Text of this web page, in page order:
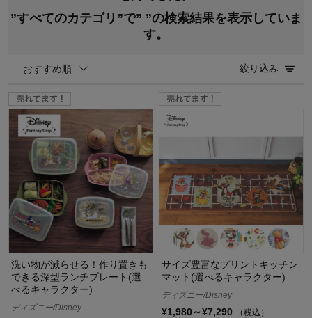
”すべてのカテゴリ”で” ”の検索結果を表示していま
す。
おすすめ順 絞り込み
洗い物が減らせる！作り置きも
できる深型ランチプレート(選
べるキャラクター)
ディズニー/Disney
サイズ豊富なプリントキッチン
マット(選べるキャラクター)
ディズニー/Disney
¥1,980～¥7,290
（税込）